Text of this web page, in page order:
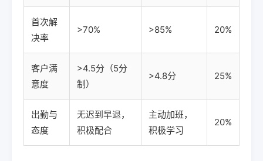
首次解
决率
>70% >85% 20%
客户满
意度
>4.5分（5分
制）
>4.8分 25%
出勤与
态度
无迟到早退，
积极配合
主动加班，
积极学习
20%